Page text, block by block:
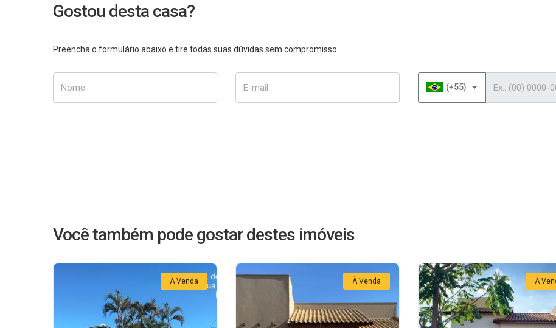
Gostou desta casa?
Preencha o formulário abaixo e tire todas suas dúvidas sem compromisso.
(+55)
Você também pode gostar destes imóveis
À Venda À Venda À